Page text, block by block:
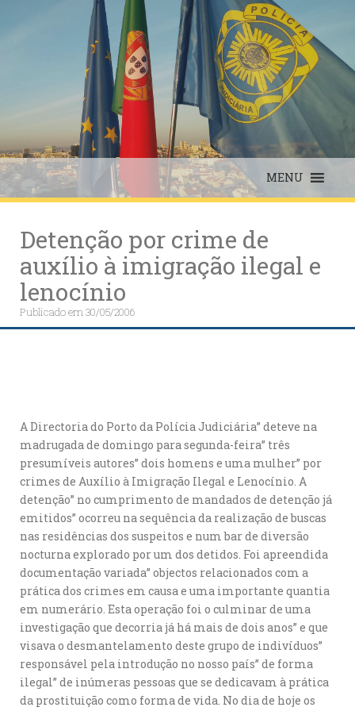
MENU
Detenção por crime de
auxílio à imigração ilegal e
lenocínio
Publicado em30/05/2006
A Directoria do Porto da Polícia Judiciária” deteve na
madrugada de domingo para segunda-feira” três
presumíveis autores” dois homens e uma mulher” por
crimes de Auxílio à Imigração Ilegal e Lenocínio. A
detenção” no cumprimento de mandados de detenção já
emitidos” ocorreu na sequência da realização de buscas
nas residências dos suspeitos e num bar de diversão
nocturna explorado por um dos detidos. Foi apreendida
documentação variada” objectos relacionados com a
prática dos crimes em causa e uma importante quantia
em numerário. Esta operação foi o culminar de uma
investigação que decorria já há mais de dois anos” e que
visava o desmantelamento deste grupo de indivíduos”
responsável pela introdução no nosso país” de forma
ilegal” de inúmeras pessoas que se dedicavam à prática
da prostituição como forma de vida. No dia de hoje os